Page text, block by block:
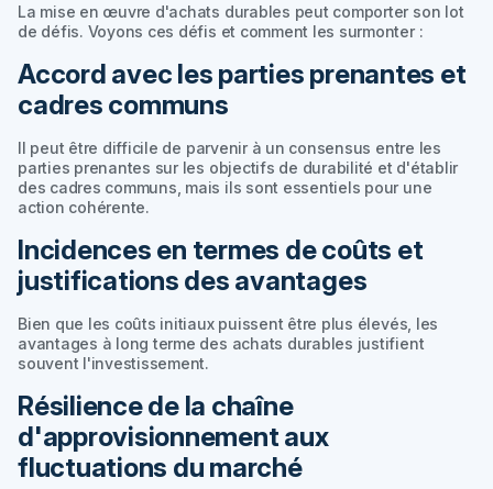
La mise en œuvre d'achats durables peut comporter son lot
de défis. Voyons ces défis et comment les surmonter :
Accord avec les parties prenantes et
cadres communs
Il peut être difficile de parvenir à un consensus entre les
parties prenantes sur les objectifs de durabilité et d'établir
des cadres communs, mais ils sont essentiels pour une
action cohérente.
Incidences en termes de coûts et
justifications des avantages
Bien que les coûts initiaux puissent être plus élevés, les
avantages à long terme des achats durables justifient
souvent l'investissement.
Résilience de la chaîne
d'approvisionnement aux
fluctuations du marché